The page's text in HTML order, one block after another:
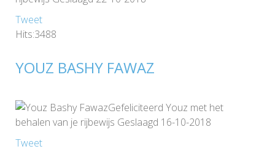
Tweet
Hits:3488
YOUZ BASHY FAWAZ
Gefeliciteerd Youz met het
behalen van je rijbewijs Geslaagd 16-10-2018
Tweet